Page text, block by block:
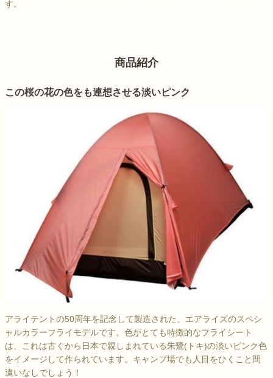
す。
商品紹介
この桜の花の色をも連想させる淡いピンク
アライテントの50周年を記念して製造された、エアライズのスペシ
ャルカラーフライモデルです。色がとても特徴的なフライシート
は、これは古くから日本で親しまれている朱鷺(トキ)の淡いピンク色
をイメージして作られています。キャンプ場でも人目をひくこと間
違いなしでしょう！